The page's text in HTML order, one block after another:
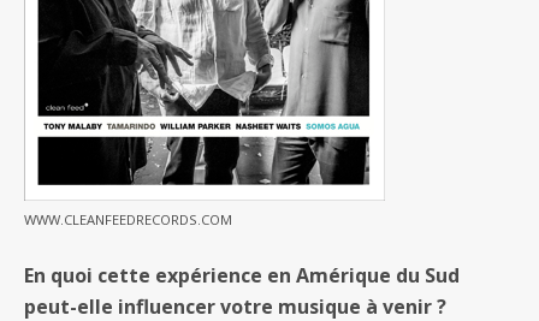
WWW.CLEANFEEDRECORDS.COM
En quoi cette expérience en Amérique du Sud
peut-elle influencer votre musique à venir ?